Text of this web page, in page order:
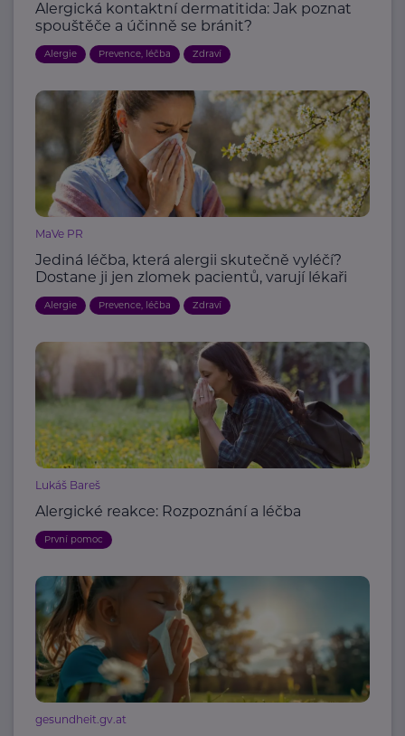
Alergická kontaktní dermatitida: Jak poznat
spouštěče a účinně se bránit?
Alergie Prevence, léčba Zdraví
MaVe PR
Jediná léčba, která alergii skutečně vyléčí?
Dostane ji jen zlomek pacientů, varují lékaři
Alergie Prevence, léčba Zdraví
Lukáš Bareš
Alergické reakce: Rozpoznání a léčba
První pomoc
gesundheit.gv.at